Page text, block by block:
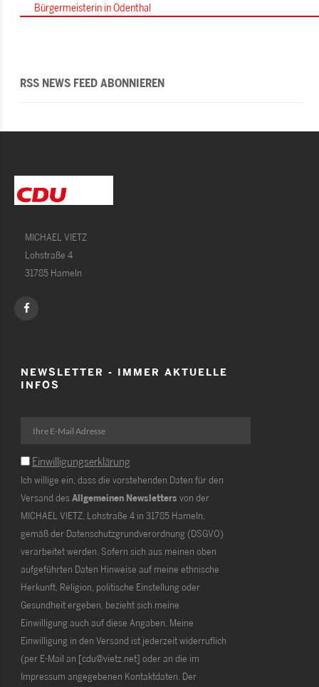
Bürgermeisterin in Odenthal
RSS NEWS FEED ABONNIEREN
MICHAEL VIETZ
Lohstraße 4
31785 Hameln
NEWSLETTER - IMMER AKTUELLE
INFOS
Einwilligungserklärung
Ich willige ein, dass die vorstehenden Daten für den
Versand desAllgemeinen Newsletters von der
MICHAEL VIETZ, Lohstraße 4 in 31785 Hameln,
gemäß der Datenschutzgrundverordnung (DSGVO)
verarbeitet werden. Sofern sich aus meinen oben
aufgeführten Daten Hinweise auf meine ethnische
Herkunft, Religion, politische Einstellung oder
Gesundheit ergeben, bezieht sich meine
Einwilligung auch auf diese Angaben. Meine
Einwilligung in den Versand ist jederzeit widerruflich
(per E-Mail an [cdu@vietz.net] oder an die im
Impressum angegebenen Kontaktdaten. Der